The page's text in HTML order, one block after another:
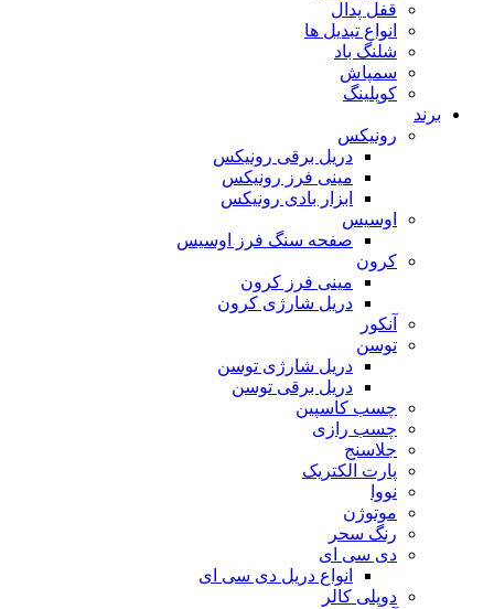
قفل پدال
انواع تبدیل ها
شلنگ باد
سمپاش
کوپلینگ
برند
رونیکس
دریل برقی رونیکس
مینی فرز رونیکس
ابزار بادی رونیکس
اوسیس
صفحه سنگ فرز اوسیس
کرون
مینی فرز کرون
دریل شارژی کرون
آنکور
توسن
دریل شارژی توسن
دریل برقی توسن
چسب کاسپین
چسب رازی
جلاسنج
پارت الکتریک
نووا
موتوژن
رنگ سحر
دی سی ای
انواع دریل دی سی ای
دوپلی کالر